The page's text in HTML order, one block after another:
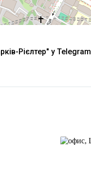
Рієлтер" у Telegram